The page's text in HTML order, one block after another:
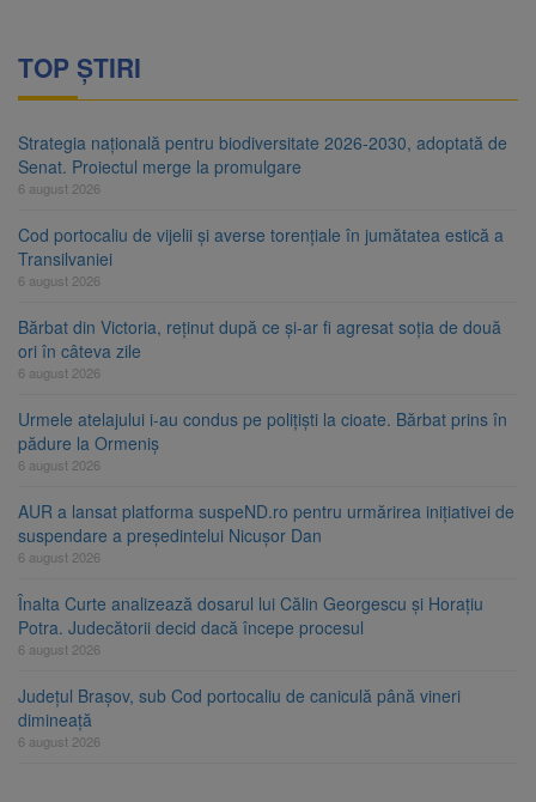
TOP ȘTIRI
Strategia națională pentru biodiversitate 2026-2030, adoptată de
Senat. Proiectul merge la promulgare
6 august 2026
Cod portocaliu de vijelii și averse torențiale în jumătatea estică a
Transilvaniei
6 august 2026
Bărbat din Victoria, reținut după ce și-ar fi agresat soția de două
ori în câteva zile
6 august 2026
Urmele atelajului i-au condus pe polițiști la cioate. Bărbat prins în
pădure la Ormeniș
6 august 2026
AUR a lansat platforma suspeND.ro pentru urmărirea inițiativei de
suspendare a președintelui Nicușor Dan
6 august 2026
Înalta Curte analizează dosarul lui Călin Georgescu și Horațiu
Potra. Judecătorii decid dacă începe procesul
6 august 2026
Județul Brașov, sub Cod portocaliu de caniculă până vineri
dimineață
6 august 2026